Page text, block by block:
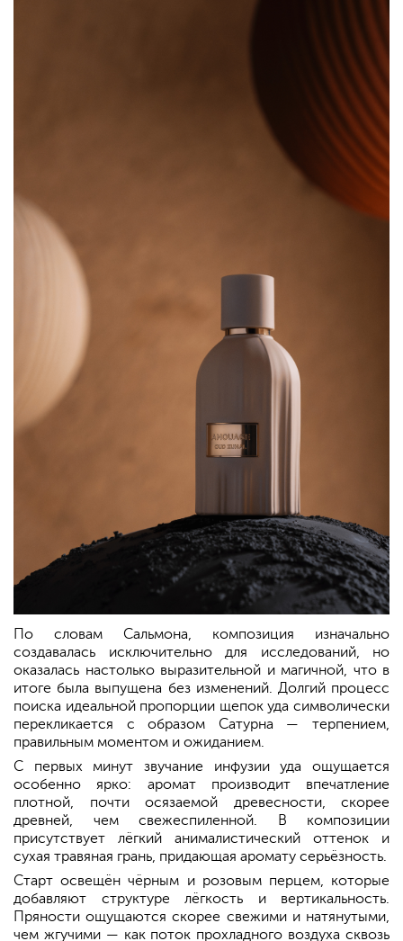
По словам Сальмона, композиция изначально
создавалась исключительно для исследований, но
оказалась настолько выразительной и магичной, что в
итоге была выпущена без изменений. Долгий процесс
поиска идеальной пропорции щепок уда символически
перекликается с образом Сатурна — терпением,
правильным моментом и ожиданием.
С первых минут звучание инфузии уда ощущается
особенно ярко: аромат производит впечатление
плотной, почти осязаемой древесности, скорее
древней, чем свежеспиленной. В композиции
присутствует лёгкий анималистический оттенок и
сухая травяная грань, придающая аромату серьёзность.
Старт освещён чёрным и розовым перцем, которые
добавляют структуре лёгкость и вертикальность.
Пряности ощущаются скорее свежими и натянутыми,
чем жгучими — как поток прохладного воздуха сквозь